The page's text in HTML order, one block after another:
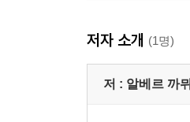
저자 소개 (1명)
저 : 알베르 까뮈